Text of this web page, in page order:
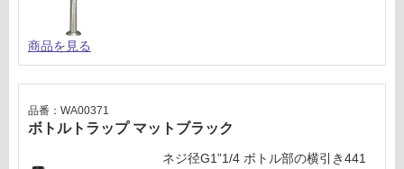
商品を見る
ボトルトラップ マットブラック
品番：WA00371
ネジ径G1”1/4 ボトル部の横引き441